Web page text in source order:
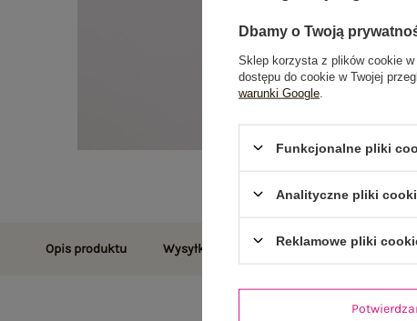
Opis produktu Wysyłka i dostawa Zwroty i
Dbamy o Twoją
Sklep korzysta z plików cookie w
dostępu do cookie w Twojej
warunki Google
Funkcjonalne pliki
Analityczne pliki
Reklamowe pliki